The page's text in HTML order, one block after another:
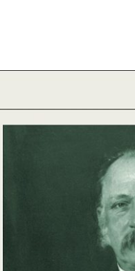
FONTANE-INSTITUTIONEN
LEBENSSTATIONEN